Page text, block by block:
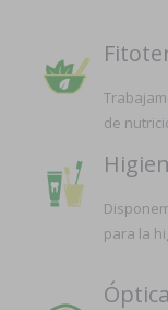
de
para la
Óptica